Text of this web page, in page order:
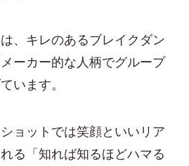
、キレのあるブレイクダン
ーカー的な人柄でグループ
います。
ョットでは笑顔といいリア
る「知れば知るほどハマる